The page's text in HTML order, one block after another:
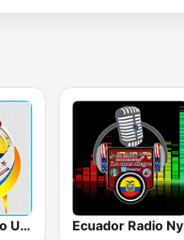
Ecuador Radio Usa Ecuador Radio Ny